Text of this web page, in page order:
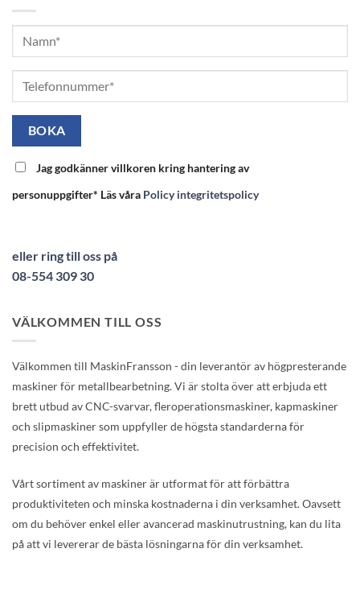
Jag godkänner villkoren kring hantering av
personuppgifter* Läs våra Policy integritetspolicy
eller ring till oss på
08-554 309 30
VÄLKOMMEN TILL OSS
Välkommen till MaskinFransson - din leverantör av högpresterande
maskiner för metallbearbetning. Vi är stolta över att erbjuda ett
brett utbud av CNC-svarvar, fleroperationsmaskiner, kapmaskiner
och slipmaskiner som uppfyller de högsta standarderna för
precision och effektivitet.
Vårt sortiment av maskiner är utformat för att förbättra
produktiviteten och minska kostnaderna i din verksamhet. Oavsett
om du behöver enkel eller avancerad maskinutrustning, kan du lita
på att vi levererar de bästa lösningarna för din verksamhet.